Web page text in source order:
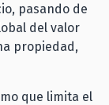
pasando de
del valor
propiedad,
que limita el